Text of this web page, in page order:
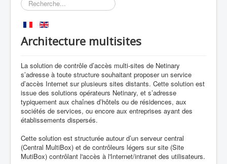
Partenaires
Produits
Netinary
Architecture multisites
La solution de contrôle d’accès multi-sites de Netinary
s’adresse à toute structure souhaitant proposer un service
d’accès Internet sur plusieurs sites distants. Cette solution est
issue des solutions opérateurs Netinary, et s’adresse
typiquement aux chaînes d’hôtels ou de résidences, aux
sociétés de services, ou encore aux entreprises ayant des
établissements dispersés.
Cette solution est structurée autour d’un serveur central
(Central MultiBox) et de contrôleurs légers sur site (Site
MutiBox) contrôlant l'accès à l'Internet/intranet des utilisateurs.